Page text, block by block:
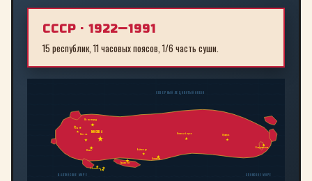
СССР · 1922—1991
15 республик, 11 часовых поясов, 1/6 часть суши.
МОСКВА
Ленинград
Киев
Минск
Ташкент
Алма-Ата
Байконур
Новосибирск Иркутск
Владивосток
ТбилисиБаку
Рига
БАЛТИЙСКОЕ МОРЕ
СЕВЕРНЫЙ ЛЕДОВИТЫЙ ОКЕАН
ЯПОНСКОЕ МОРЕ